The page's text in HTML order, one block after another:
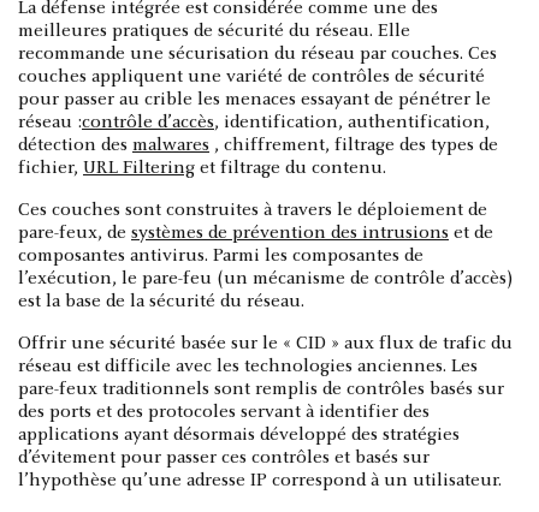
La défense intégrée est considérée comme une des
meilleures pratiques de sécurité du réseau. Elle
recommande une sécurisation du réseau par couches. Ces
couches appliquent une variété de contrôles de sécurité
pour passer au crible les menaces essayant de pénétrer le
réseau :contrôle d’accès, identification, authentification,
détection des malwares , chiffrement, filtrage des types de
fichier, URL Filtering et filtrage du contenu.
Ces couches sont construites à travers le déploiement de
pare-feux, de systèmes de prévention des intrusions et de
composantes antivirus. Parmi les composantes de
l’exécution, le pare-feu (un mécanisme de contrôle d’accès)
est la base de la sécurité du réseau.
Offrir une sécurité basée sur le « CID » aux flux de trafic du
réseau est difficile avec les technologies anciennes. Les
pare-feux traditionnels sont remplis de contrôles basés sur
des ports et des protocoles servant à identifier des
applications ayant désormais développé des stratégies
d’évitement pour passer ces contrôles et basés sur
l’hypothèse qu’une adresse IP correspond à un utilisateur.